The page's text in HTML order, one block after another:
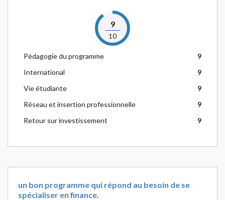
9
10
Pédagogie du programme
9
International
9
Vie étudiante
9
Réseau et insertion professionnelle
9
Retour sur investissement
9
un bon programme qui répond au besoin de se
spécialiser en finance.